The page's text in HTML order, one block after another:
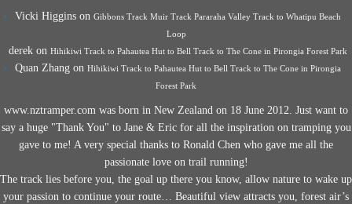
Vicki Higgins on Gibbons Track Muir Track Pararaha Valley Track to Whatipu Beach
Loop
derek on Hihikiwi Track to Pahautea Hut to Bell Track to The Cone in Pirongia Forest Park
Quan Zhang on Hihikiwi Track to Pahautea Hut to Bell Track to The Cone in Pirongia
Forest Park
www.nztramper.com was born in New Zealand on 18 June 2012. Just want to
say a huge "Thank You" to Jane & Eric for all the inspiration on tramping you
gave to me! A very special thanks to Ronald Chen who gave me all the
passionate love on trail running!
The track lies before you, the goal up there you know, allow nature to wake up
your passion to continue your route… Beautiful view attracts you, forest air’s